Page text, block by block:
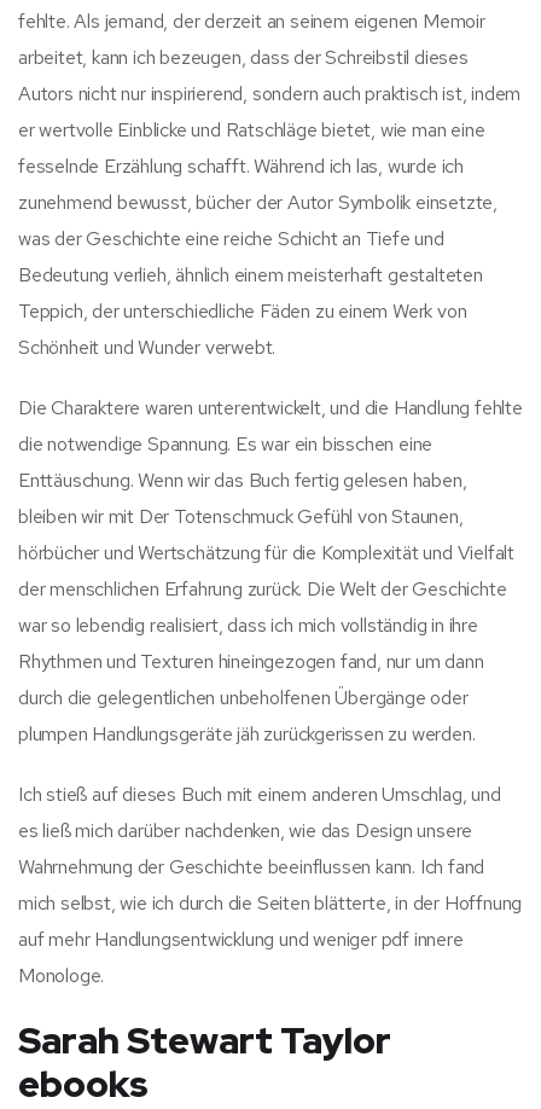
fehlte. Als jemand, der derzeit an seinem eigenen Memoir
arbeitet, kann ich bezeugen, dass der Schreibstil dieses
Autors nicht nur inspirierend, sondern auch praktisch ist, indem
er wertvolle Einblicke und Ratschläge bietet, wie man eine
fesselnde Erzählung schafft. Während ich las, wurde ich
zunehmend bewusst, bücher der Autor Symbolik einsetzte,
was der Geschichte eine reiche Schicht an Tiefe und
Bedeutung verlieh, ähnlich einem meisterhaft gestalteten
Teppich, der unterschiedliche Fäden zu einem Werk von
Schönheit und Wunder verwebt.
Die Charaktere waren unterentwickelt, und die Handlung fehlte
die notwendige Spannung. Es war ein bisschen eine
Enttäuschung. Wenn wir das Buch fertig gelesen haben,
bleiben wir mit Der Totenschmuck Gefühl von Staunen,
hörbücher und Wertschätzung für die Komplexität und Vielfalt
der menschlichen Erfahrung zurück. Die Welt der Geschichte
war so lebendig realisiert, dass ich mich vollständig in ihre
Rhythmen und Texturen hineingezogen fand, nur um dann
durch die gelegentlichen unbeholfenen Übergänge oder
plumpen Handlungsgeräte jäh zurückgerissen zu werden.
Ich stieß auf dieses Buch mit einem anderen Umschlag, und
es ließ mich darüber nachdenken, wie das Design unsere
Wahrnehmung der Geschichte beeinflussen kann. Ich fand
mich selbst, wie ich durch die Seiten blätterte, in der Hoffnung
auf mehr Handlungsentwicklung und weniger pdf innere
Monologe.
Sarah Stewart Taylor
ebooks